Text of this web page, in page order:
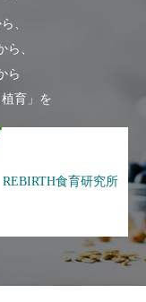
、
、
ら
育」を
REBIRTH食育研究所